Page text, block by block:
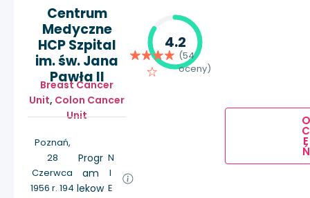
Centrum
Medyczne
HCP Szpital
im. św. Jana
Pawła II
Breast Cancer
Unit, Colon Cancer
Unit
Poznań,
28
Czerwca
1956 r. 194
Progr
am
lekow
N
I
E
4.2
(54
oceny)
O
C
E
Ń